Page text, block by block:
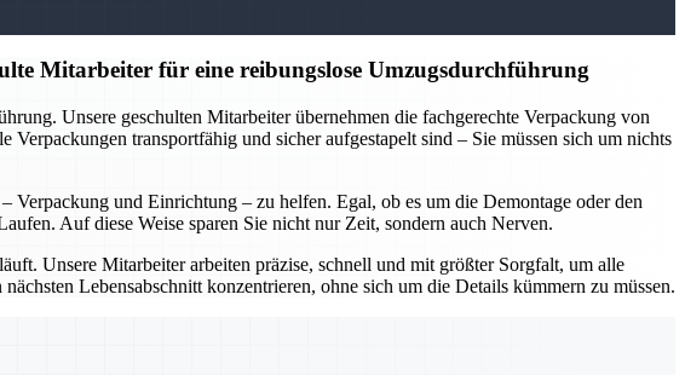
Mitarbeiter für eine reibungslose Umzugsdurchführung
Unsere geschulten Mitarbeiter übernehmen die fachgerechte Verpackung von
transportfähig und sicher aufgestapelt sind – Sie müssen sich um nichts
Verpackung und Einrichtung – zu helfen. Egal, ob es um die Demontage oder den
Auf diese Weise sparen Sie nicht nur Zeit, sondern auch Nerven.
Unsere Mitarbeiter arbeiten präzise, schnell und mit größter Sorgfalt, um alle
Lebensabschnitt konzentrieren, ohne sich um die Details kümmern zu müssen.